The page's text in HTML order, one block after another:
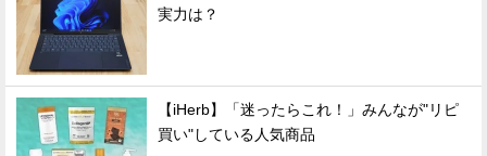
実力は？
【iHerb】「迷ったらこれ！」みんなが"リピ
買い"している人気商品